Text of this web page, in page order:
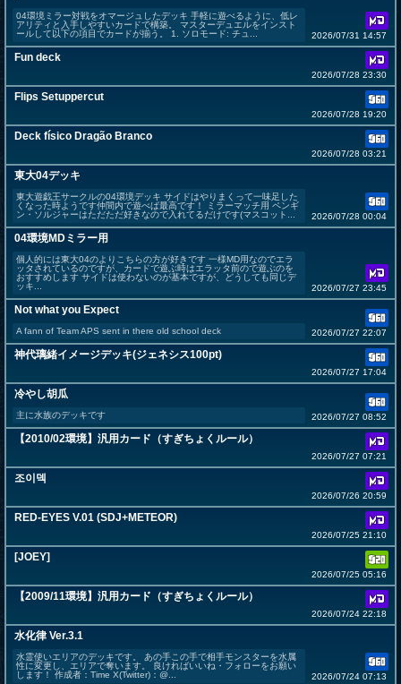
04環境ミラー対戦をオマージュしたデッキ 手軽に遊べるように、低レ
アリティと入手しやすいカードで構築。 マスターデュエルをインスト
ールして以下の項目でカードが揃う。 1. ソロモード: チュ...
2026/07/31 14:57
Fun deck
2026/07/28 23:30
Flips Setuppercut
2026/07/28 19:20
Deck físico Dragão Branco
2026/07/28 03:21
東大04デッキ
東大遊戯王サークルの04環境デッキ サイドはやりまくって一味足した
くなった時ようです仲間内で遊べば最高です！ ミラーマッチ用 ペンギ
ン・ソルジャーはただただ好きなので入れてるだけです(マスコット...
2026/07/28 00:04
04環境MDミラー用
個人的には東大04のよりこちらの方が好きです 一様MD用なのでエラ
ッタされているのですが、カードで遊ぶ時はエラッタ前ので遊ぶのを
おすすめします サイドは使わないのが基本ですが、どうしても同じデ
ッキ...
2026/07/27 23:45
Not what you Expect
A fann of Team APS sent in there old school deck 2026/07/27 22:07
神代璃緒イメージデッキ(ジェネシス100pt)
2026/07/27 17:04
冷やし胡瓜
主に水族のデッキです 2026/07/27 08:52
【2010/02環境】汎用カード（すぎちょくルール）
2026/07/27 07:21
조이덱
2026/07/26 20:59
RED-EYES V.01 (SDJ+METEOR)
2026/07/25 21:10
[JOEY]
2026/07/25 05:16
【2009/11環境】汎用カード（すぎちょくルール）
2026/07/24 22:18
水化律 Ver.3.1
水霊使いエリアのデッキです。 あの手この手で相手モンスターを水属
性に変更し、エリアで奪います。 良ければいいね・フォローをお願い
します！ 作成者：Time X(Twitter)：@...
2026/07/24 07:13